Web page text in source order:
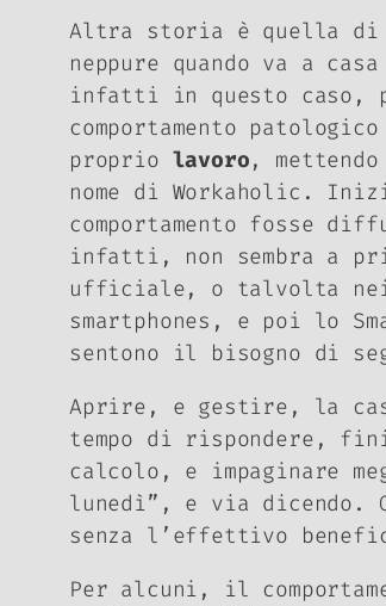
Altra storia è quella di
neppure quando va a
infatti in questo caso,
comportamento
proprio lavoro,
nome di Workaholic .
comportamento fosse
infatti, non sembra a
ufficiale, o talvolta nei
smartphones, e poi lo
sentono il bisogno di
Aprire, e gestire, la
tempo di rispondere,
calcolo, e impaginare
lunedì”, e via dicendo.
senza l’effettivo
Per alcuni, il